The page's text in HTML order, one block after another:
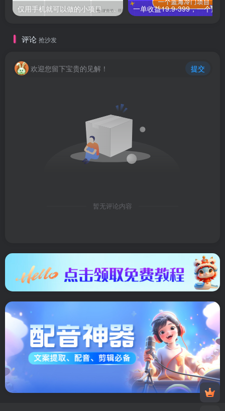
仅用手机就可以做的小项目，当天就能见钱，每天100-300
评论 抢沙发
欢迎您留下宝贵的见解！ 提交
暂无评论内容